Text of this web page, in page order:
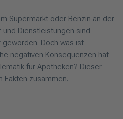
Supermarkt oder Benzin an der
und Dienstleistungen sind
geworden. Doch was ist
negativen Konsequenzen hat
für Apotheken? Dieser
Fakten zusammen.